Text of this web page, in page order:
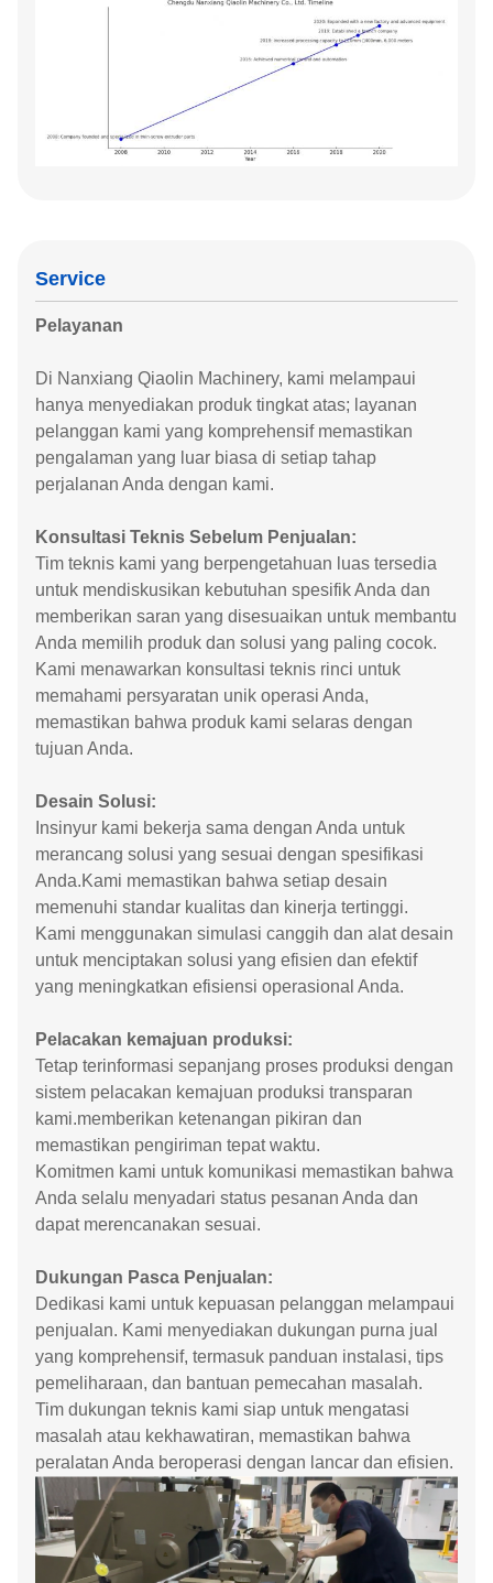
Service
Pelayanan
Di Nanxiang Qiaolin Machinery, kami melampaui
hanya menyediakan produk tingkat atas; layanan
pelanggan kami yang komprehensif memastikan
pengalaman yang luar biasa di setiap tahap
perjalanan Anda dengan kami.
Konsultasi Teknis Sebelum Penjualan:
Tim teknis kami yang berpengetahuan luas tersedia
untuk mendiskusikan kebutuhan spesifik Anda dan
memberikan saran yang disesuaikan untuk membantu
Anda memilih produk dan solusi yang paling cocok.
Kami menawarkan konsultasi teknis rinci untuk
memahami persyaratan unik operasi Anda,
memastikan bahwa produk kami selaras dengan
tujuan Anda.
Desain Solusi:
Insinyur kami bekerja sama dengan Anda untuk
merancang solusi yang sesuai dengan spesifikasi
Anda.Kami memastikan bahwa setiap desain
memenuhi standar kualitas dan kinerja tertinggi.
Kami menggunakan simulasi canggih dan alat desain
untuk menciptakan solusi yang efisien dan efektif
yang meningkatkan efisiensi operasional Anda.
Pelacakan kemajuan produksi:
Tetap terinformasi sepanjang proses produksi dengan
sistem pelacakan kemajuan produksi transparan
kami.memberikan ketenangan pikiran dan
memastikan pengiriman tepat waktu.
Komitmen kami untuk komunikasi memastikan bahwa
Anda selalu menyadari status pesanan Anda dan
dapat merencanakan sesuai.
Dukungan Pasca Penjualan:
Dedikasi kami untuk kepuasan pelanggan melampaui
penjualan. Kami menyediakan dukungan purna jual
yang komprehensif, termasuk panduan instalasi, tips
pemeliharaan, dan bantuan pemecahan masalah.
Tim dukungan teknis kami siap untuk mengatasi
masalah atau kekhawatiran, memastikan bahwa
peralatan Anda beroperasi dengan lancar dan efisien.